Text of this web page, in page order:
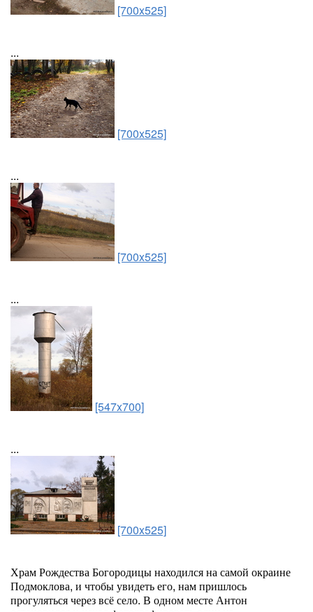
[700x525]
...
[700x525]
...
[700x525]
...
[547x700]
...
[700x525]
Храм Рождества Богородицы находился на самой окраине
Подмоклова, и чтобы увидеть его, нам пришлось
прогуляться через всё село. В одном месте Антон